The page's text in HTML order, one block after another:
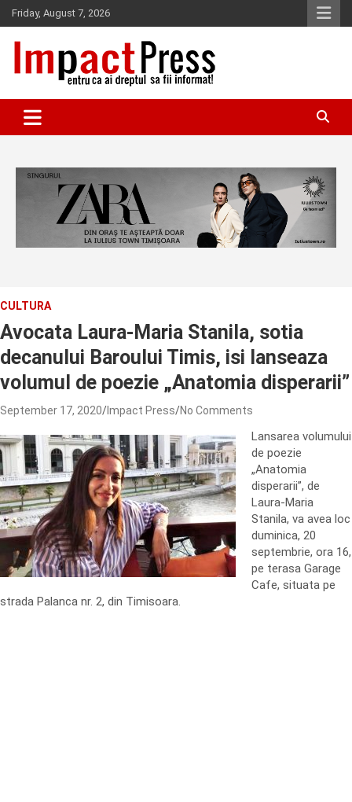
Skip
to
content
Friday, August 7, 2026
IMPACTPRESS
CULTURA
Avocata Laura-Maria Stanila, sotia
decanului Baroului Timis, isi lanseaza
volumul de poezie „Anatomia disperarii”
September 17, 2020 Impact Press No Comments
Lansarea volumului
de poezie
„Anatomia
disperarii”, de
Laura-Maria
Stanila, va avea loc
duminica, 20
septembrie, ora 16,
pe terasa Garage
Cafe, situata pe
strada Palanca nr. 2, din Timisoara.